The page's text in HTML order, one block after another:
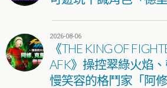
2026-08-06
《THE KING OF
AFK》操控翠綠火焰
慢笑容的格鬥家「阿